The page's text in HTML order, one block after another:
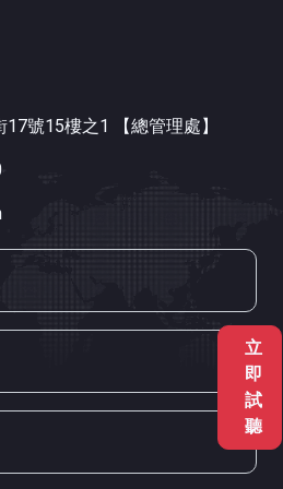
號15樓之1 【總管理處】
立
即
試
聽